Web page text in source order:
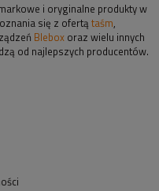
i oryginalne produkty w
się z ofertą taśm,
Blebox oraz wielu innych
od najlepszych producentów.